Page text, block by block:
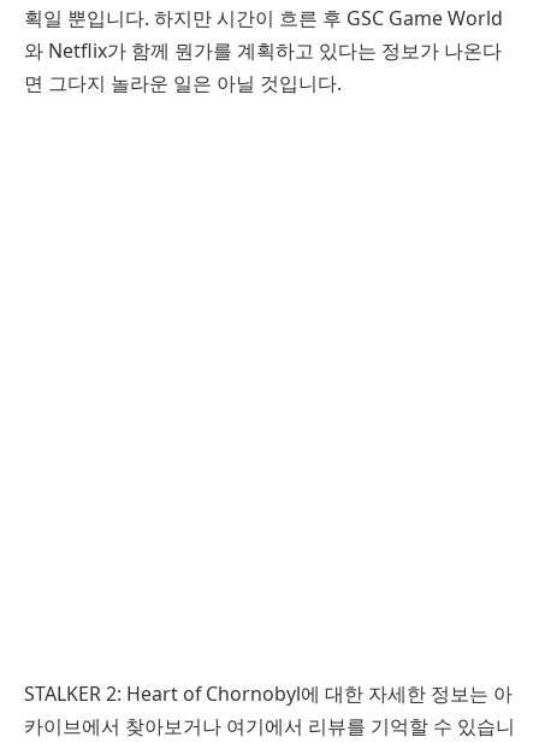
획일 뿐입니다. 하지만 시간이 흐른 후 GSC Game World
와 Netflix가 함께 뭔가를 계획하고 있다는 정보가 나온다
면 그다지 놀라운 일은 아닐 것입니다.
STALKER 2: Heart of Chornobyl에 대한 자세한 정보는 아
카이브에서 찾아보거나 여기에서 리뷰를 기억할 수 있습니